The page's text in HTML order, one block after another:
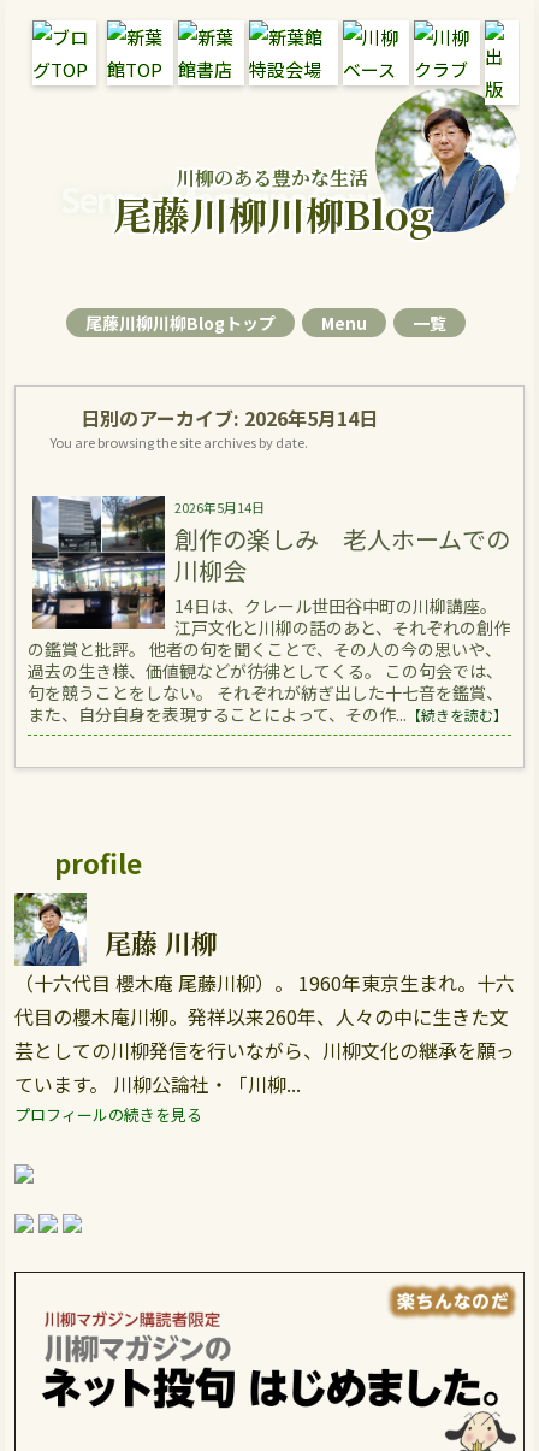
川柳のある豊かな生活
Senryu Magazine Senryu Blog
尾藤川柳川柳Blog
尾藤川柳川柳Blogトップ Menu 一覧
日別のアーカイブ: 2026年5月14日
You are browsing the site archives by date.
2026年5月14日
創作の楽しみ 老人ホームでの
川柳会
14日は、クレール世田谷中町の川柳講座。
江戸文化と川柳の話のあと、それぞれの創作
の鑑賞と批評。 他者の句を聞くことで、その人の今の思いや、
過去の生き様、価値観などが彷彿としてくる。 この句会では、
句を競うことをしない。 それぞれが紡ぎ出した十七音を鑑賞、
また、自分自身を表現することによって、その作... 【続きを読む】
profile
尾藤 川柳
（十六代目 櫻木庵 尾藤川柳）。 1960年東京生まれ。十六
代目の櫻木庵川柳。発祥以来260年、人々の中に生きた文
芸としての川柳発信を行いながら、川柳文化の継承を願っ
ています。 川柳公論社・「川柳...
プロフィールの続きを見る